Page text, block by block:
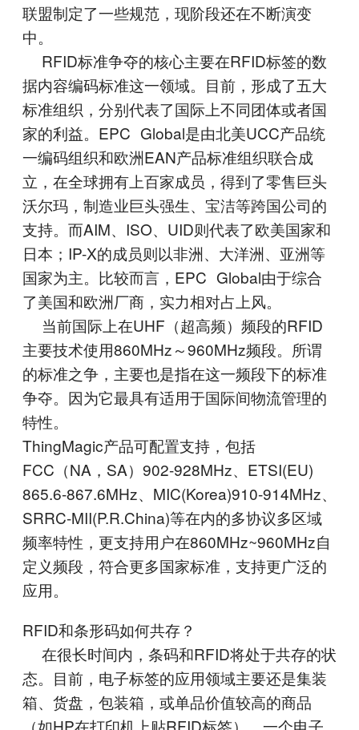
联盟制定了一些规范，现阶段还在不断演变
中。
RFID标准争夺的核心主要在RFID标签的数
据内容编码标准这一领域。目前，形成了五大
标准组织，分别代表了国际上不同团体或者国
家的利益。EPC Global是由北美UCC产品统
一编码组织和欧洲EAN产品标准组织联合成
立，在全球拥有上百家成员，得到了零售巨头
沃尔玛，制造业巨头强生、宝洁等跨国公司的
支持。而AIM、ISO、UID则代表了欧美国家和
日本；IP-X的成员则以非洲、大洋洲、亚洲等
国家为主。比较而言，EPC Global由于综合
了美国和欧洲厂商，实力相对占上风。
当前国际上在UHF（超高频）频段的RFID
主要技术使用860MHz～960MHz频段。所谓
的标准之争，主要也是指在这一频段下的标准
争夺。因为它最具有适用于国际间物流管理的
特性。
ThingMagic产品可配置支持，包括
FCC（NA，SA）902-928MHz、ETSI(EU)
865.6-867.6MHz、MIC(Korea)910-914MHz、
SRRC-MII(P.R.China)等在内的多协议多区域
频率特性，更支持用户在860MHz~960MHz自
定义频段，符合更多国家标准，支持更广泛的
应用。
RFID和条形码如何共存？
在很长时间内，条码和RFID将处于共存的状
态。目前，电子标签的应用领域主要还是集装
箱、货盘，包装箱，或单品价值较高的商品
（如HP在打印机上贴RFID标签）。一个电子